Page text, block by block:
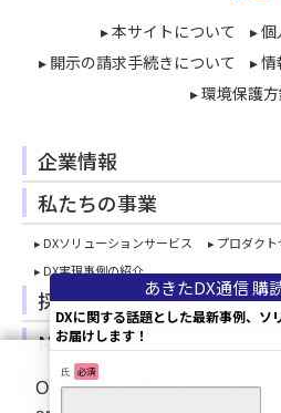
▸ 本サイトについて
▸
▸ 開示の請求手続きについて
▸
▸ 環境保護
企業情報
私たちの事業
▸ DXソリューションサービス ▸ プロダク
▸ DX実現事例の紹介
採用情報
News
お問い合わせ
DXに関する話題とした最新事例、ソ
お届けします！
氏 必須
On our website we use some